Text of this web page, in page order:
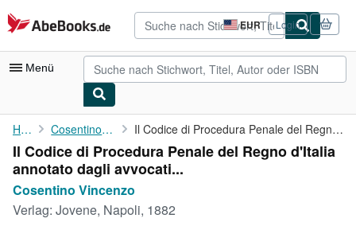
Zum Hauptinhalt
AbeBooks.de EUR
Seite
der
Einkaufseinstellungen.
Login
Menü
Nutzerkonto
Meine Bestellungen
Detailsuche
Sammlungen
Home Cosentino Vincenzo Il Codice di Procedura Penale del Regno d'Italia annotato dagli ...
Il Codice di Procedura Penale del Regno d'Italia
annotato dagli avvocati...
Cosentino Vincenzo
Verlag: Jovene, Napoli, 1882